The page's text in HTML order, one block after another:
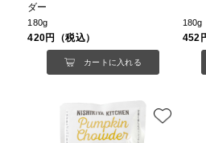
ダー
180g
420円（税込）
カートに入れる
180g
452